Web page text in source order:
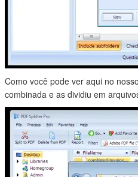
Como você pode ver aqui no
combinada e as dividiu em